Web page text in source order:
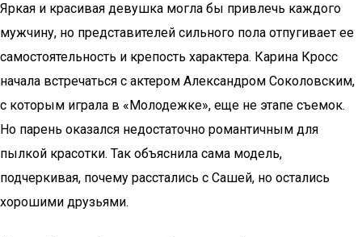
Яркая и красивая девушка могла бы привлечь каждого
мужчину, но представителей сильного пола отпугивает ее
самостоятельность и крепость характера. Карина Кросс
начала встречаться с актером Александром Соколовским,
с которым играла в «Молодежке», еще не этапе съемок.
Но парень оказался недостаточно романтичным для
пылкой красотки. Так объяснила сама модель,
подчеркивая, почему расстались с Сашей, но остались
хорошими друзьями.